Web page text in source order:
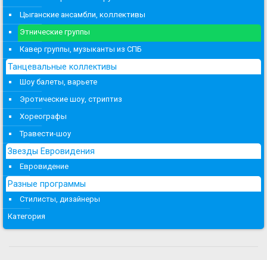
Цыганские ансамбли, коллективы
Этнические группы
Кавер группы, музыканты из СПБ
Танцевальные коллективы
Шоу балеты, варьете
Эротические шоу, стриптиз
Хореографы
Травести-шоу
Звезды Евровидения
Евровидение
Разные программы
Стилисты, дизайнеры
Категория